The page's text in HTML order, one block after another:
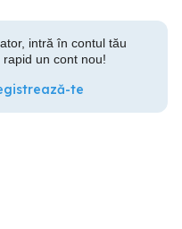
intră în contul tău
un cont nou!
te